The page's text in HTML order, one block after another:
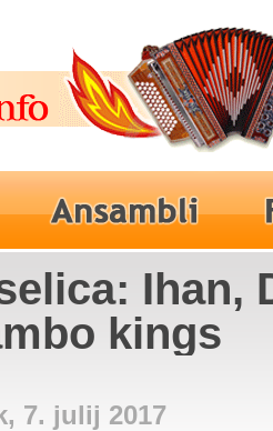
Ihan,
kings
7. julij 2017